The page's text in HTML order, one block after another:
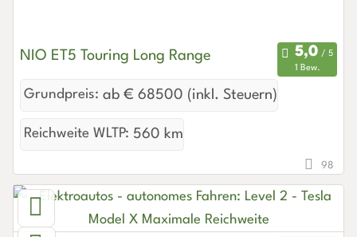
NIO ET5 Touring Long Range
1 Bew.
Grundpreis: ab € 68500 (inkl. Steuern)
Reichweite WLTP: 560 km
98